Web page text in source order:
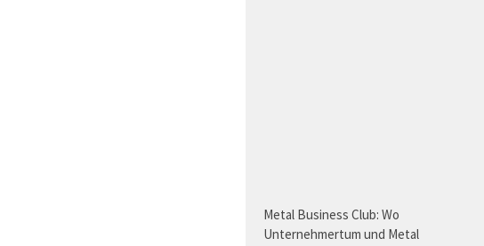
Metal Business Club: Wo
Unternehmertum und Metal